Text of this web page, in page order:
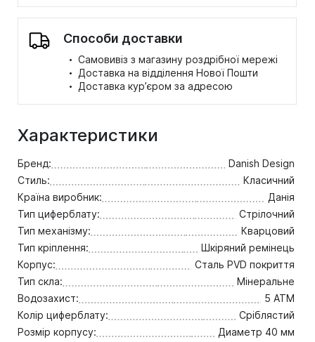
Способи доставки
· Самовивіз з магазину роздрібної мережі
· Доставка на відділення Нової Пошти
· Доставка кур’єром за адресою
Характеристики
Бренд:
Danish Design
Стиль:
Класичний
Країна виробник:
Данія
Тип циферблату:
Стрілочний
Тип механізму:
Кварцовий
Тип кріплення:
Шкіряний ремінець
Корпус:
Сталь PVD покриття
Тип скла:
Мінеральне
Водозахист:
5 ATM
Колір циферблату:
Сріблястий
Розмір корпусу:
Диаметр 40 мм